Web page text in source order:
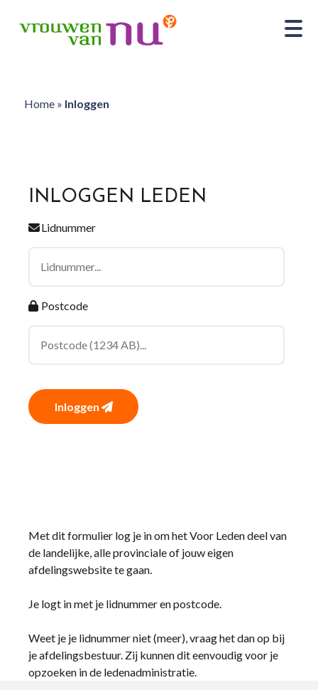
Home» Inloggen
INLOGGEN LEDEN
Lidnummer
Postcode
Inloggen
Met dit formulier log je in om het Voor Leden deel van
de landelijke, alle provinciale of jouw eigen
afdelingswebsite te gaan.
Je logt in met je lidnummer en postcode.
Weet je je lidnummer niet (meer), vraag het dan op bij
je afdelingsbestuur. Zij kunnen dit eenvoudig voor je
opzoeken in de ledenadministratie.